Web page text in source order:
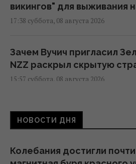
викингов" для выживания
17:38 суббота, 08 августа 2026
Зачем Вучич пригласил
NZZ раскрыл скрытую
15:57 суббота, 08 августа 2026
Космическая программа
Китая: СМИ раскрыли
НОВОСТИ ДНЯ
Колебания достигли